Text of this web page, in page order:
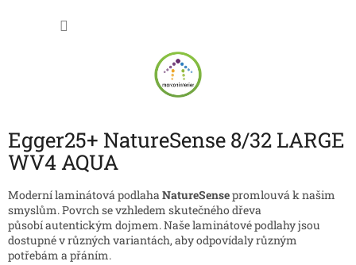
Egger25+ NatureSense 8/32 LARGE
WV4 AQUA
Moderní laminátová podlahaNatureSensepromlouvá k našim
smyslům. Povrch se vzhledem skutečného dřeva
působí autentickým dojmem. Naše laminátové podlahy jsou
dostupné v různých variantách, aby odpovídaly různým
potřebám a přáním.